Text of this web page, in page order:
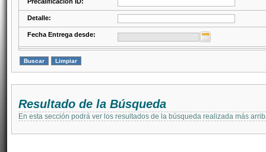
Detalle:
Fecha Entrega desde:
Resultado de la Búsqueda
En esta sección podrá ver los resultados de la búsqueda realizada más